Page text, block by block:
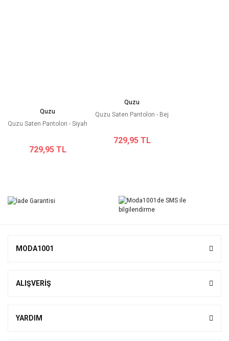
Quzu
Quzu Saten Pantolon - Siyah
729,95 TL
Quzu
Quzu Saten Pantolon - Bej
729,95 TL
MODA1001
ALIŞVERİŞ
YARDIM